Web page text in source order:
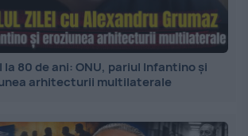
la 80 de ani: ONU, pariul Infantino și
arhitecturii multilaterale